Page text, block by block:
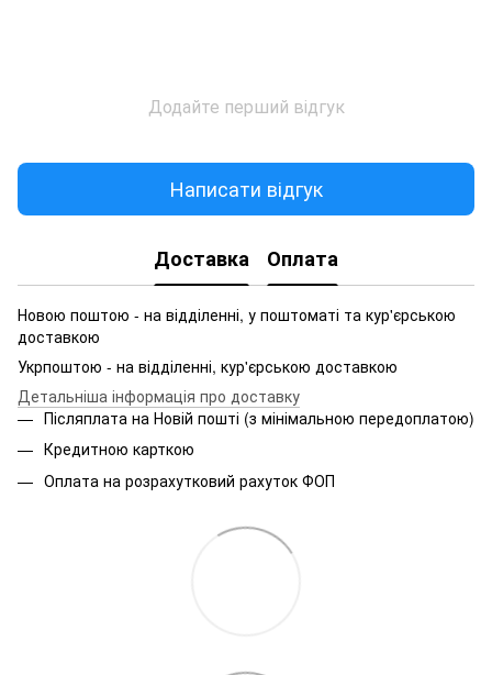
Додайте перший відгук
Написати відгук
Доставка Оплата
Новою поштою - на відділенні, у поштоматі та кур'єрською
доставкою
Укрпоштою - на відділенні, кур'єрською доставкою
Детальніша інформація про доставку
Післяплата на Новій пошті (з мінімальною передоплатою)
Кредитною карткою
Оплата на розрахутковий рахуток ФОП